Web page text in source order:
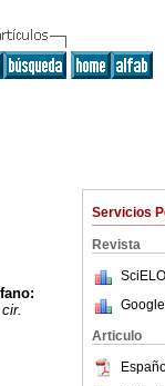
Servicios
Revista
Articulo